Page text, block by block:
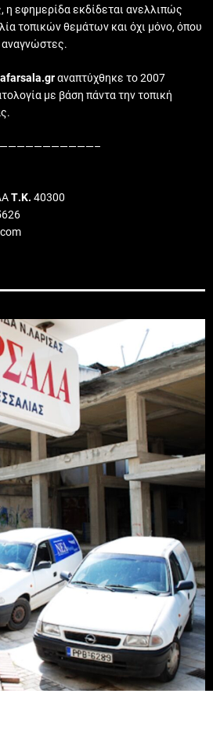
η εφημερίδα εκδίδεται ανελλιπώς
τοπικών θεμάτων και όχι μόνο, όπου
αναπτύχθηκε το 2007
με βάση πάντα την τοπική
Τ.Κ. 40300